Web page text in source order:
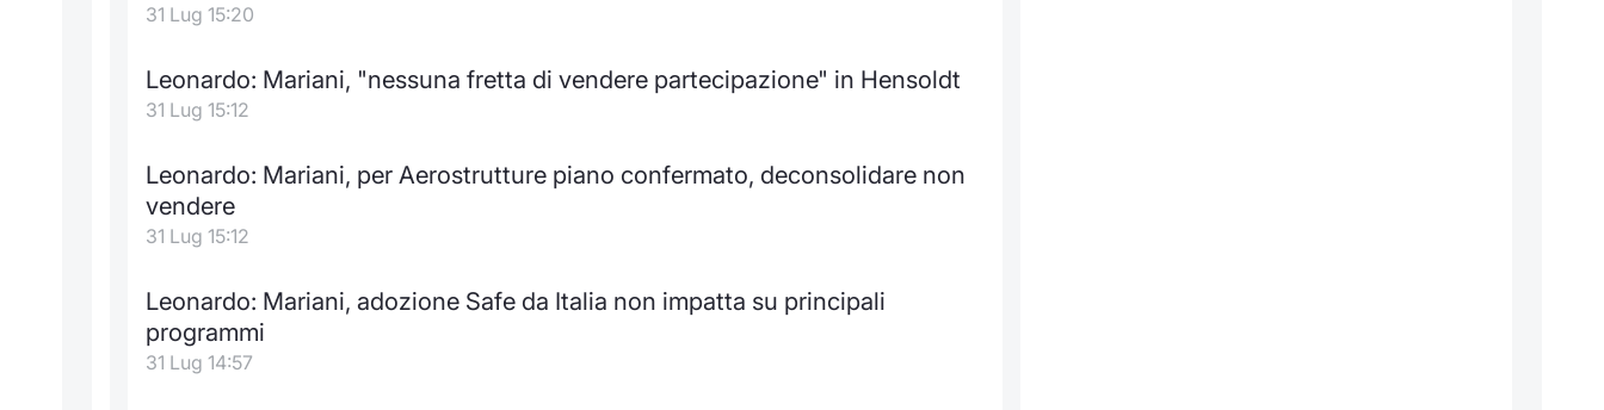
31 Lug 15:20
Leonardo: Mariani, "nessuna fretta di vendere partecipazione" in Hensoldt
31 Lug 15:12
Leonardo: Mariani, per Aerostrutture piano confermato, deconsolidare non
vendere
31 Lug 15:12
Leonardo: Mariani, adozione Safe da Italia non impatta su principali
programmi
31 Lug 14:57